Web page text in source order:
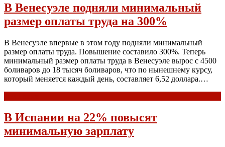
В Венесуэле подняли минимальный
размер оплаты труда на 300%
В Венесуэле впервые в этом году подняли минимальный
размер оплаты труда. Повышение составило 300%. Теперь
минимальный размер оплаты труда в Венесуэле вырос с 4500
боливаров до 18 тысяч боливаров, что по нынешнему курсу,
который меняется каждый день, составляет 6,52 доллара.…
В Испании на 22% повысят
минимальную зарплату